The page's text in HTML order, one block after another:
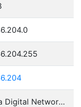
Tikona Digital Networks Pvt Ltd.